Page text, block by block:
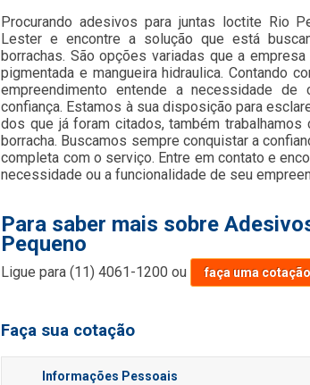
Procurando adesivos para juntas loctite Rio
Lester e encontre a solução que está
borrachas. São opções variadas que a
pigmentada e mangueira hidraulica. Contando
empreendimento entende a necessidade
confiança. Estamos à sua disposição para
dos que já foram citados, também
borracha. Buscamos sempre conquistar a
completa com o serviço. Entre em contato e
necessidade ou a funcionalidade de seu
Para saber mais sobre
Pequeno
Ligue para(11) 4061-1200 ou faça uma cotação
Faça sua cotação
Informações Pessoais